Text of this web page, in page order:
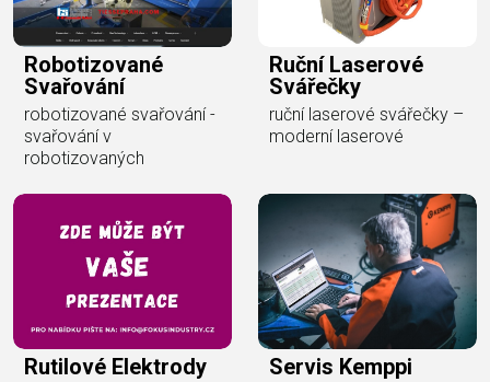
Robotizované
Svařování
robotizované svařování -
svařování v
robotizovaných
Ruční Laserové
Svářečky
ruční laserové svářečky –
moderní laserové
Rutilové Elektrody Servis Kemppi